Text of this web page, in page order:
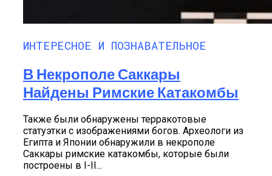
ИНТЕРЕСНОЕ И ПОЗНАВАТЕЛЬНОЕ
В Некрополе Саккары
Найдены Римские Катакомбы
Также были обнаружены терракотовые
статуэтки с изображениями богов. Археологи из
Египта и Японии обнаружили в некрополе
Саккары римские катакомбы, которые были
построены в І-ІІ...